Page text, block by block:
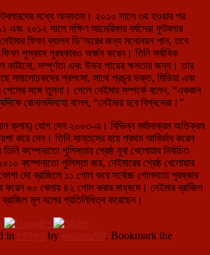
মধ্যে অন্যতম। ২০১০ সালে ৩য় হওয়ার পর
এবং ২০১২ সালে দক্ষিণ আমেরিকার বর্ষসেরা ফুটবলার
ফিফা ব্যালন ডি’অরের জন্য মনোনয়ন পান, তবে
পুস্কাস পুরষ্কারও অর্জন করেন। তিনি সর্বাধিক
কাটানো, সম্পূর্ণতা এবং উভয় পায়ের ক্ষমতার জন্য। তার
সমালোচকদের প্রশংসা, সাথে প্রচুর ভক্ত, মিডিয়া এবং
পেলের সঙ্গে তুলনা। পেলে নেইমার সম্পর্কে বলেন, “একজন
রোনালদিনহো বলেন, “নেইমার হবে বিশ্বসেরা।”
ক্লাব) যোগ দেন ২০০৩-এ। বিভিন্ন মর্যাদাক্রম অতিক্রম
করে নেন। তিনি সান্তসের হয়ে প্রথম আবির্ভাব করেন
কম্পেনাতো পুলিস্তার শ্রেষ্ঠ যুবা খেলোয়ার নির্বাচিত
কম্পেনাতো পুলিস্তা জয়, নেইমারের শ্রেষ্ঠ খেলোয়ার
দো ব্রাজিলে ১১ গোল করে সর্বোচ্চ গোলদাতা পুরষ্কার
৬০ খেলায় ৪২ গোল করার মাধ্যমে। নেইমার ব্রাজিল
মূল দলের প্রতিনিধিত্ব করেছেন।
in খেলাধূলা by santanu99. Bookmark the